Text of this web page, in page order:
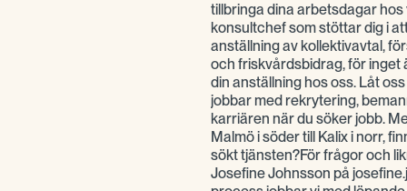
tillbringa dina arbetsdagar hos
konsultchef som stöttar dig i
anställning av kollektivavtal,
och friskvårdsbidrag, för inget
din anställning hos oss. Låt
jobbar med rekrytering,
karriären när du söker jobb.
Malmö i söder till Kalix i norr,
sökt tjänsten?För frågor och
Josefine Johnsson på